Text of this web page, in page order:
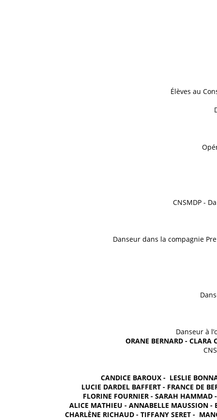
Élèves au
CNSMDP -
Danseur dans la compagnie
Danseur à
ORANE BERNARD - CLARA
CANDICE BAROUX -  LESLIE
LUCIE DARDEL BAFFERT - FRANCE DE
FLORINE FOURNIER - SARAH HAMMAD
ALICE MATHIEU - ANNABELLE MAUSSION
CHARLÈNE RICHAUD - TIFFANY SERET -